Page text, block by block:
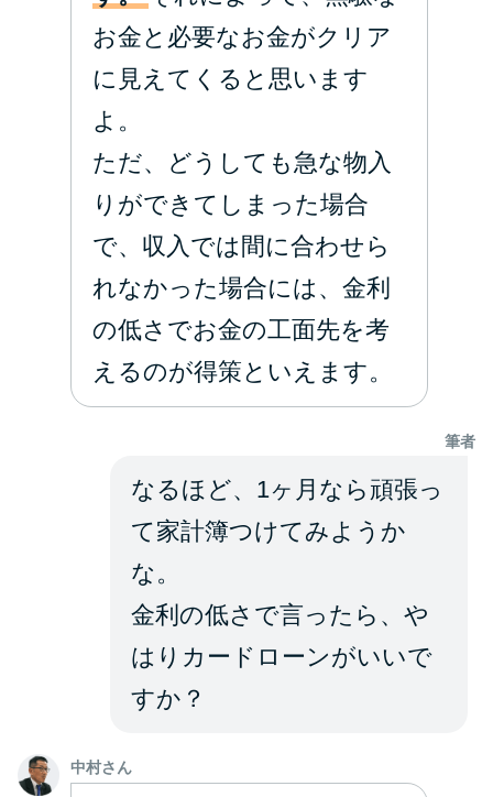
お金と必要なお金がクリア
に見えてくると思います
よ。
ただ、どうしても急な物入
りができてしまった場合
で、収入では間に合わせら
れなかった場合には、金利
の低さでお金の工面先を考
えるのが得策といえます。
筆者
なるほど、1ヶ月なら頑張っ
て家計簿つけてみようか
な。
金利の低さで言ったら、や
はりカードローンがいいで
すか？
中村さん